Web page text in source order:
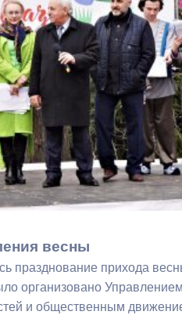
информация
состоящих на
нуждающихся в
жилищных условий по
обсуждение
решений и
весны
празднование прихода
организовано
и общественным